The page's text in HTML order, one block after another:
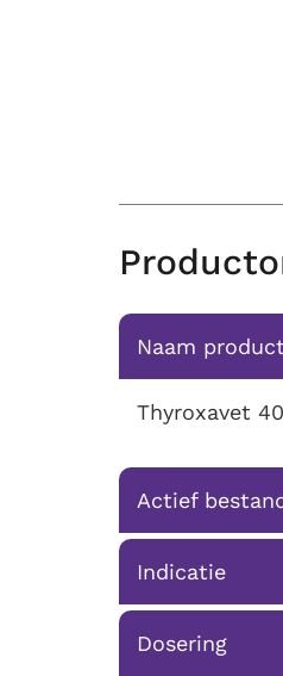
Naam product
Thyroxavet
Actief
Indicatie
Dosering